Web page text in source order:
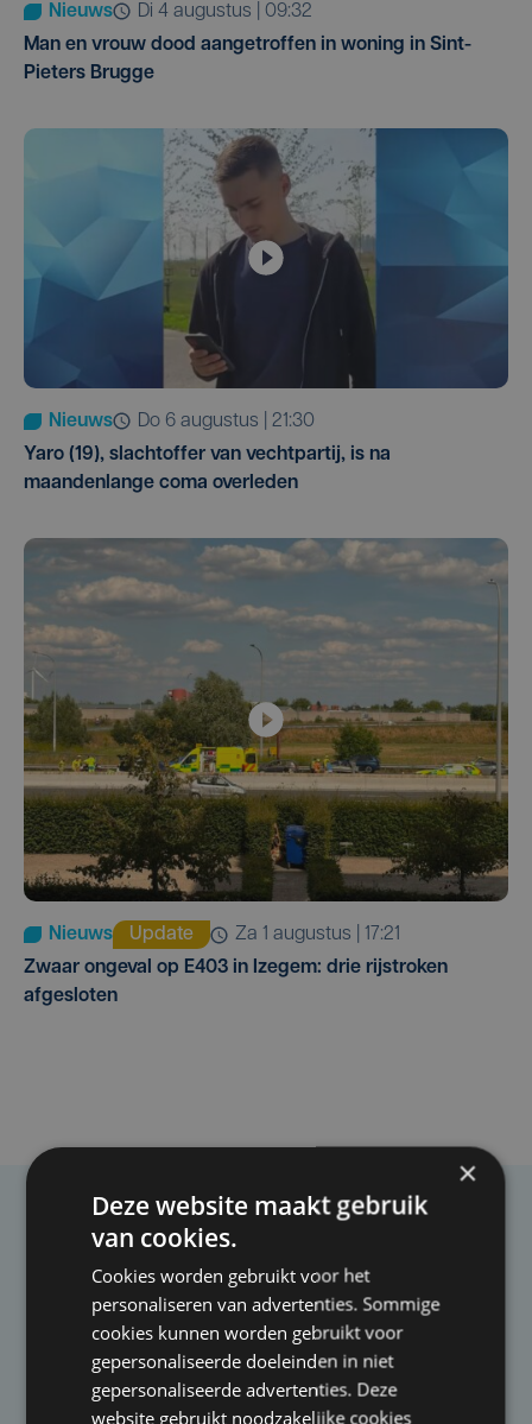
Nieuws
di 4 augustus | 09:32
Man en vrouw dood aangetroffen in woning in Sint-
Pieters Brugge
Nieuws
do 6 augustus | 21:30
Yaro (19), slachtoffer van vechtpartij, is na
maandenlange coma overleden
Nieuws Update
za 1 augustus | 17:21
Zwaar ongeval op E403 in Izegem: drie rijstroken
afgesloten
Taalfout opgemerkt?
Heb je een taal- of schrijffout opgemerkt in dit
artikel?
Laat het ons weten
×
Deze website maakt gebruik
van cookies.
Cookies worden gebruikt voor het
personaliseren van advertenties. Sommige
cookies kunnen worden gebruikt voor
gepersonaliseerde doeleinden in niet
gepersonaliseerde advertenties. Deze
website gebruikt noodzakelijke cookies